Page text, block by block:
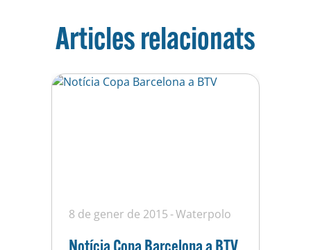
Articles relacionats
8 de gener de 2015 Waterpolo
Notícia Copa Barcelona a BTV